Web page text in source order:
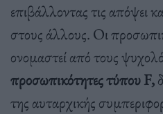
επιβάλλοντας τις απόψει
στους άλλους. Οι
ονομαστεί από τους
προσωπικότητες τύπου F,
της αυταρχικής